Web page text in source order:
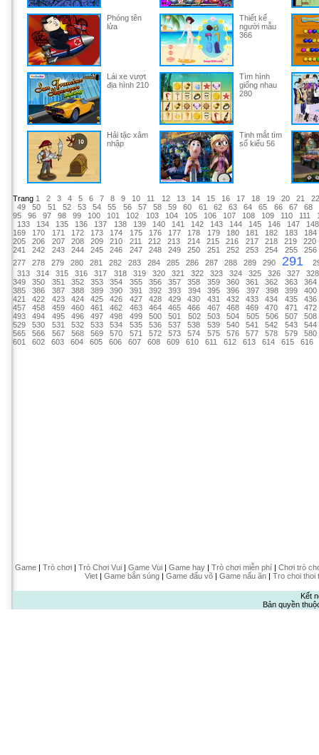
Phóng tên
lửa
Thiết kế
người mẫu
366
Lái xe vượt
địa hình 210
Tìm hình
giống nhau
280
Hải tặc xâm
nhập
Tinh mắt tìm
số kiểu 56
Trang 1 2 3 4 5 6 7 8 9 10 11 12 13 14 15 16 17 18 19 20 21
22
49
50 51 52 53 54 55 56 57 58 59 60 61 62 63 64 65 66 67
68
95
96 97 98 99 100 101 102 103 104 105 106 107 108 109 110 111
133
134 135 136 137 138 139 140 141 142 143 144 145 146 147
148
169
170 171 172 173 174 175 176 177 178 179 180 181 182 183
184
205
206 207 208 209 210 211 212 213 214 215 216 217 218 219
220
241
242 243 244 245 246 247 248 249 250 251 252 253 254 255
256
277
278 279 280 281 282 283 284 285 286 287 288 289 290 291
313
314 315 316 317 318 319 320 321 322 323 324 325 326 327
328
349
350 351 352 353 354 355 356 357 358 359 360 361 362 363
364
385
386 387 388 389 390 391 392 393 394 395 396 397 398 399
400
421
422 423 424 425 426 427 428 429 430 431 432 433 434 435
436
457
458 459 460 461 462 463 464 465 466 467 468 469 470 471
472
493
494 495 496 497 498 499 500 501 502 503 504 505 506 507
508
529
530 531 532 533 534 535 536 537 538 539 540 541 542 543
544
565
566 567 568 569 570 571 572 573 574 575 576 577 578 579
580
601
602 603 604 605 606 607 608 609 610 611 612 613 614 615 616
Game| Trò chơi| Trò Chơi Vui| Game Vui| Game hay| Trò chơi miễn phí| Chơi trò
Viet| Game bắn súng| Game đấu võ| Game nấu ăn| Tro choi thoi
Kết
Bản quyền